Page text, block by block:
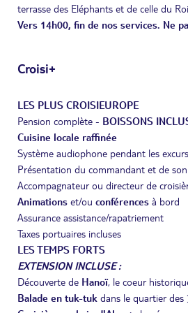
terrasse des Eléphants et de celle du
Vers 14h00, fin de nos services. Ne
Croisi+
LES PLUS CROISIEUROPE
Pension complète - BOISSONS
Cuisine locale raffinée
Système audiophone pendant les
Présentation du commandant et de
Accompagnateur ou directeur de
Animations et/ou conférences à bord
Assurance assistance/rapatriement
Taxes portuaires incluses
LES TEMPS FORTS
EXTENSION INCLUSE :
Découverte de Hanoï, le coeur
Balade en tuk-tuk dans le quartier